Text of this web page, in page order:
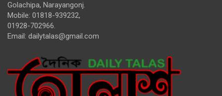
Golachipa, Narayangonj.
Mobile: 01818-939232,
01928-702966.
Email: dailytalas@gmail.com